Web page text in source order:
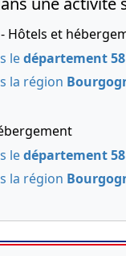
- Hôtels et
ledépartement
la région
ledépartement
la région